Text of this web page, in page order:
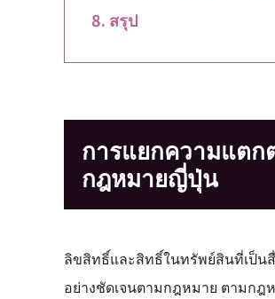
สรุป
การแยกความแตก
กฎหมายญี่ปุ่น
ลิขสิทธิ์และสิทธิ์ในทรัพย์สินที่เป็น
อย่างชัดเจนตามกฎหมาย ตามก